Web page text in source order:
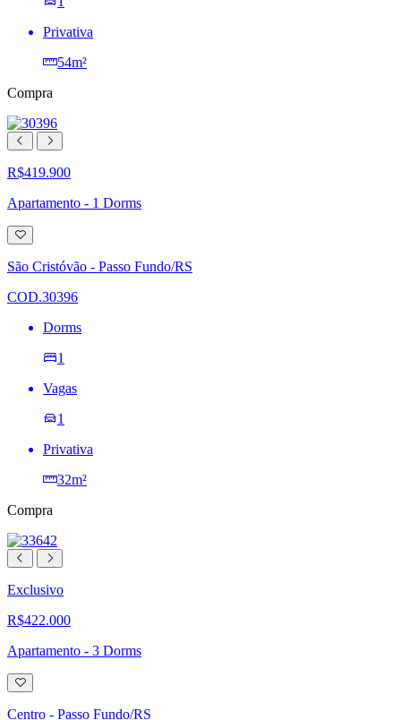
Privativa
54m²
Compra
R$419.900
Apartamento - 1 Dorms
Adicionar
à
lista
de
São Cristóvão - Passo Fundo/RS
COD.30396
Dorms
1
Vagas
1
Privativa
32m²
Compra
Exclusivo
R$422.000
Apartamento - 3 Dorms
Adicionar
à
lista
Centro - Passo Fundo/RS